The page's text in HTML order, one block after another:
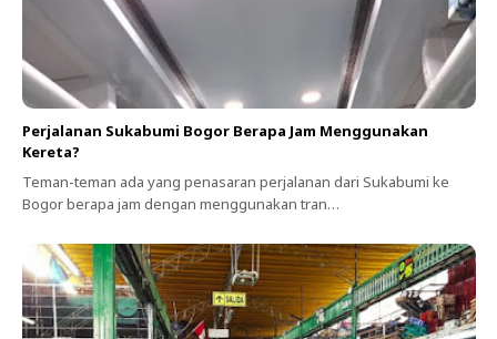
Perjalanan Sukabumi Bogor Berapa Jam Menggunakan
Kereta?
Teman-teman ada yang penasaran perjalanan dari Sukabumi ke
Bogor berapa jam dengan menggunakan tran…